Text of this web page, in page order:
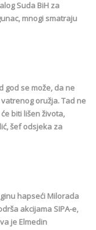
Suda BiH za
mnogi smatraju
god se može, da ne
oružja. Tad ne
biti lišen života,
šef odsjeka za
hapseći Milorada
akcijama SIPA-e,
je Elmedin